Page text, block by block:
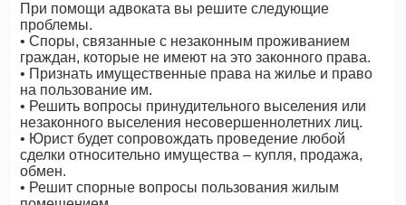
При помощи адвоката вы решите следующие
проблемы.
• Споры, связанные с незаконным проживанием
граждан, которые не имеют на это законного права.
• Признать имущественные права на жилье и право
на пользование им.
• Решить вопросы принудительного выселения или
незаконного выселения несовершеннолетних лиц.
• Юрист будет сопровождать проведение любой
сделки относительно имущества – купля, продажа,
обмен.
• Решит спорные вопросы пользования жилым